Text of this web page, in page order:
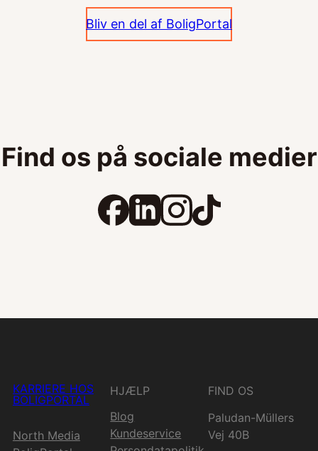
Bliv en del af BoligPortal
Find os på sociale medier
KARRIERE HOS
BOLIGPORTAL
North Media
HJÆLP
Blog
Kundeservice
FIND OS
Paludan-Müllers
Vej 40B